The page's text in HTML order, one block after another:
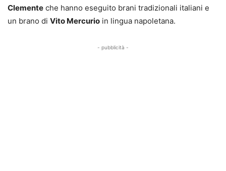
Clemente che hanno eseguito brani tradizionali italiani e
un brano di Vito Mercurio in lingua napoletana.
- pubblicità -